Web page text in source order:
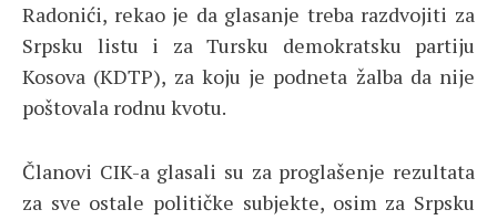
Radonići, rekao je da glasanje treba razdvojiti za
Srpsku listu i za Tursku demokratsku partiju
Kosova (KDTP), za koju je podneta žalba da nije
poštovala rodnu kvotu.
Članovi CIK-a glasali su za proglašenje rezultata
za sve ostale političke subjekte, osim za Srpsku